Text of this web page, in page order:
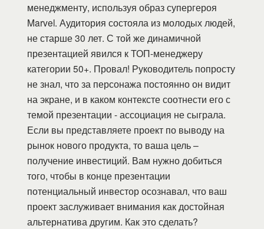
менеджменту, используя образ супергероя
Marvel. Аудитория состояла из молодых людей,
не старше 30 лет. С той же динамичной
презентацией явился к ТОП-менеджеру
категории 50+. Провал! Руководитель попросту
не знал, что за персонажа постоянно он видит
на экране, и в каком контексте соотнести его с
темой презентации - ассоциация не сыграла.
Если вы представляете проект по выводу на
рынок нового продукта, то ваша цель –
получение инвестиций. Вам нужно добиться
того, чтобы в конце презентации
потенциальный инвестор осознавал, что ваш
проект заслуживает внимания как достойная
альтернатива другим. Как это сделать?